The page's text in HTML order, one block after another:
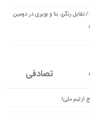
تقابل رنگرز، بنا و بویری در دومین
تصادفی
از تیم ملی!